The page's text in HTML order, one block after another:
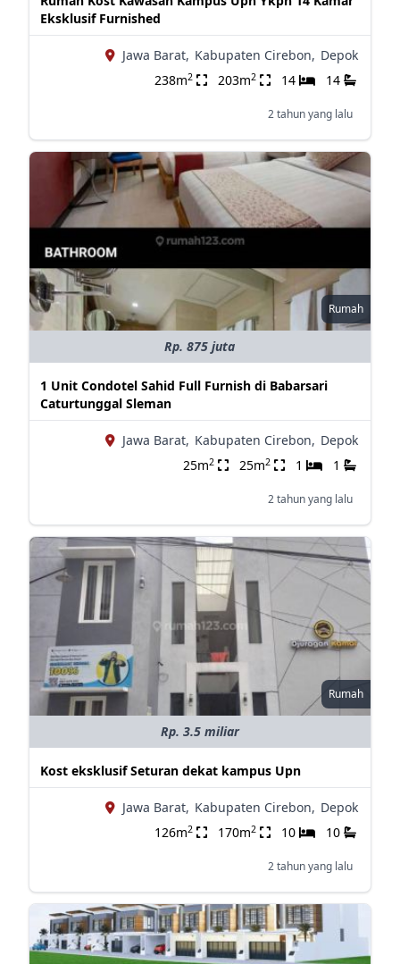
Eksklusif Furnished
Jawa Barat, Kabupaten Cirebon, Depok
238m2 203m2 14 14
2 tahun yang lalu
Rumah
Rp. 875 juta
1 Unit Condotel Sahid Full Furnish di Babarsari
Caturtunggal Sleman
Jawa Barat, Kabupaten Cirebon, Depok
25m2 25m2 1 1
2 tahun yang lalu
Rumah
Rp. 3.5 miliar
Kost eksklusif Seturan dekat kampus Upn
Jawa Barat, Kabupaten Cirebon, Depok
126m2 170m2 10 10
2 tahun yang lalu